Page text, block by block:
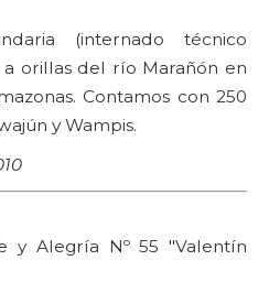
(internado técnico
orillas del río Marañón en
Contamos con 250
y Wampis.
y Alegría Nº 55 "Valentín